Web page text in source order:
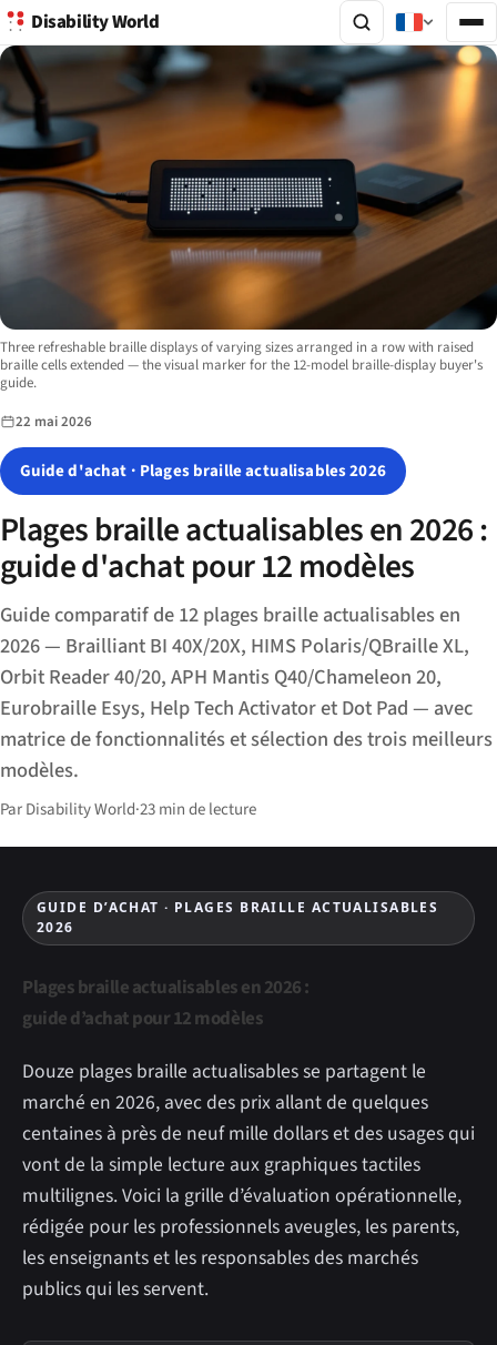
Disability World
Image description:
Three refreshable braille displays of varying sizes arranged in a row with raised
braille cells extended — the visual marker for the 12-model braille-display buyer's
guide.
22 mai 2026
Guide d'achat · Plages braille actualisables 2026
Plages braille actualisables en 2026 :
guide d'achat pour 12 modèles
Guide comparatif de 12 plages braille actualisables en
2026 — Brailliant BI 40X/20X, HIMS Polaris/QBraille XL,
Orbit Reader 40/20, APH Mantis Q40/Chameleon 20,
Eurobraille Esys, Help Tech Activator et Dot Pad — avec
matrice de fonctionnalités et sélection des trois meilleurs
modèles.
Par Disability World·23 min de lecture
GUIDE D’ACHAT · PLAGES BRAILLE ACTUALISABLES
2026
Plages braille actualisables en 2026 :
guide d’achat pour 12 modèles
Douze plages braille actualisables se partagent le
marché en 2026, avec des prix allant de quelques
centaines à près de neuf mille dollars et des usages qui
vont de la simple lecture aux graphiques tactiles
multilignes. Voici la grille d’évaluation opérationnelle,
rédigée pour les professionnels aveugles, les parents,
les enseignants et les responsables des marchés
publics qui les servent.